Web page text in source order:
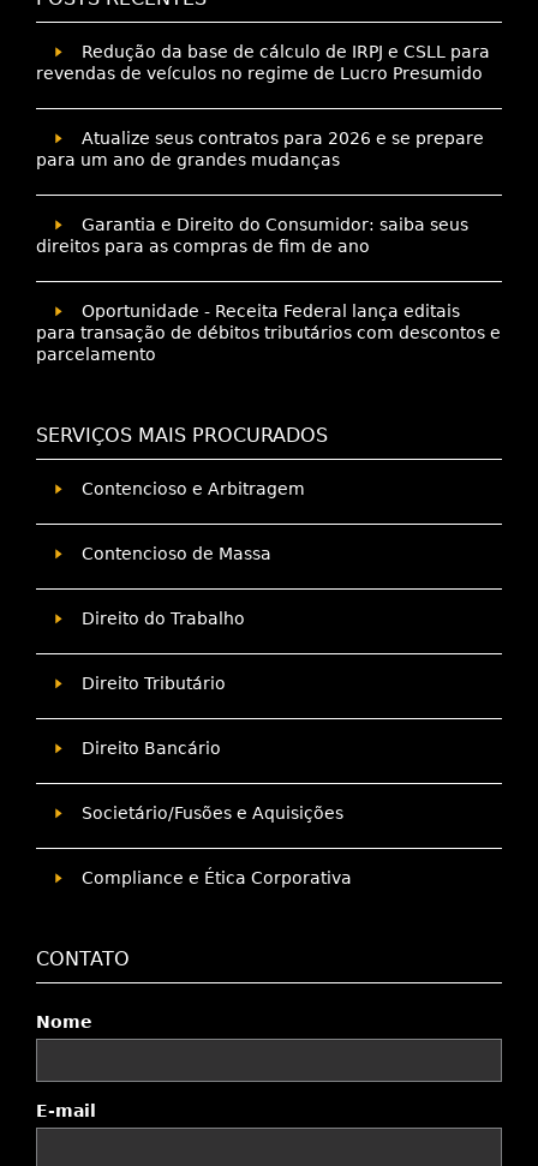
Redução da base de cálculo de IRPJ e CSLL para
revendas de veículos no regime de Lucro Presumido
Atualize seus contratos para 2026 e se prepare
para um ano de grandes mudanças
Garantia e Direito do Consumidor: saiba seus
direitos para as compras de fim de ano
Oportunidade - Receita Federal lança editais
para transação de débitos tributários com descontos e
parcelamento
SERVIÇOS MAIS PROCURADOS
Contencioso e Arbitragem
Contencioso de Massa
Direito do Trabalho
Direito Tributário
Direito Bancário
Societário/Fusões e Aquisições
Compliance e Ética Corporativa
CONTATO
Nome
E-mail